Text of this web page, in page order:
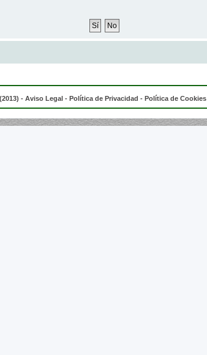
- Aviso Legal - Política de Privacidad - Política de Cookies